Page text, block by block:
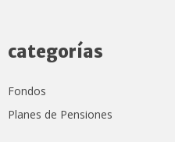
categorías
Fondos
Planes de Pensiones